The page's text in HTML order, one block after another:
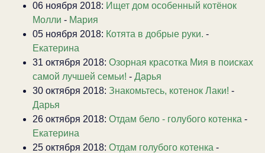
06 ноября 2018: Ищет дом особенный котёнок
Молли - Мария
05 ноября 2018: Котята в добрые руки. -
Екатерина
31 октября 2018: Озорная красотка Мия в поисках
самой лучшей семьи! - Дарья
30 октября 2018: Знакомьтесь, котенок Лаки! -
Дарья
26 октября 2018: Отдам бело - голубого котенка -
Екатерина
25 октября 2018: Отдам голубого котенка -